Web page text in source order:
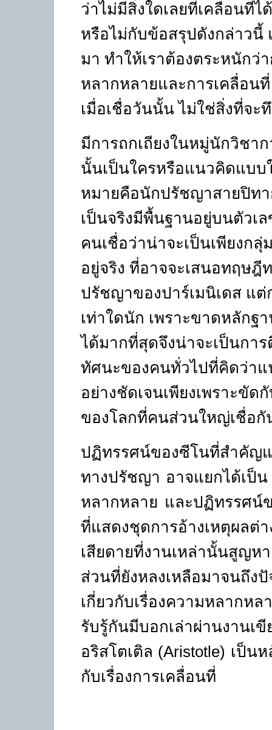
ว่าไม่มีสิ่งใดเลยที่เคลื่อนที่ไ
หรือไม่กับข้อสรุปดังกล่าว
มา ทำให้เราต้องตระหนักว่
หลากหลายและการเคลื่อน
เมื่อเชื่อวันนั้น ไม่ใช่สิ่งที่จะ
มีการถกเถียงในหมู่นักวิชา
นั้นเป็นใครหรือแนวคิดแบบ
หมายคือนักปรัชญาสายปิท
เป็นจริงมีพื้นฐานอยู่บนตัวเ
คนเชื่อว่าน่าจะเป็นเพียงก
อยู่จริง ที่อาจจะเสนอทฤษ
ปรัชญาของปาร์เมนิเดส แ
เท่าใดนัก เพราะขาดหลัก
ได้มากที่สุดจึงน่าจะเป็นกา
ทัศนะของคนทั่วไปที่คิดว่าแ
อย่างชัดเจนเพียงเพราะขั
ของโลกที่คนส่วนใหญ่เชื่อกั
ปฏิทรรศน์ของซีโนที่สำคัญ
ทางปรัชญา อาจแยกได้เป็
หลากหลาย และปฏิทรรศน์
ที่แสดงชุดการอ้างเหตุผ
เสียดายที่งานเหล่านั้นสูญห
ส่วนที่ยังหลงเหลือมาจนถึง
เกี่ยวกับเรื่องความหลาก
รับรู้กันมีบอกเล่าผ่านงา
อริสโตเติล (Aristotle) เป็น
กับเรื่องการเคลื่อนที่